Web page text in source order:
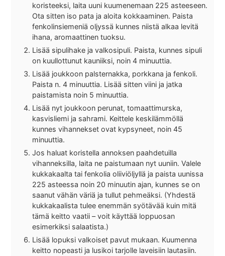
koristeeksi, laita uuni kuumenemaan 225 asteeseen.
Ota sitten iso pata ja aloita kokkaaminen. Paista
fenkolinsiemeniä oljyssä kunnes niistä alkaa levitä
ihana, aromaattinen tuoksu.
Lisää sipulihake ja valkosipuli. Paista, kunnes sipuli
on kuullottunut kauniiksi, noin 4 minuuttia.
Lisää joukkoon palsternakka, porkkana ja fenkoli.
Paista n. 4 minuuttia. Lisää sitten viini ja jatka
paistamista noin 5 minuuttia.
Lisää nyt joukkoon perunat, tomaattimurska,
kasvisliemi ja sahrami. Keittele keskilämmöllä
kunnes vihannekset ovat kypsyneet, noin 45
minuuttia.
Jos haluat koristella annoksen paahdetuilla
vihanneksilla, laita ne paistumaan nyt uuniin. Valele
kukkakaalta tai fenkolia oliiviöljyllä ja paista uunissa
225 asteessa noin 20 minuutin ajan, kunnes se on
saanut vähän väriä ja tullut pehmeäksi. (Yhdestä
kukkakaalista tulee enemmän syötävää kuin mitä
tämä keitto vaatii – voit käyttää loppuosan
esimerkiksi salaatista.)
Lisää lopuksi valkoiset pavut mukaan. Kuumenna
keitto nopeasti ja lusikoi tarjolle laveisiin lautasiin.